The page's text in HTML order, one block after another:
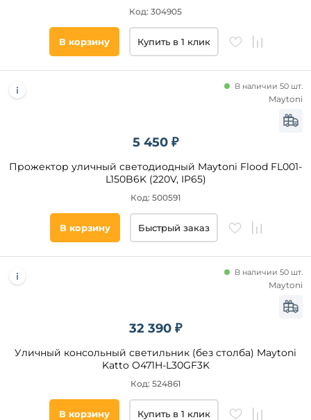
Код: 304905
В корзину Купить в 1 клик
5 450 ₽
Прожектор уличный светодиодный Maytoni Flood FL001-
L150B6K (220V, IP65)
В наличии 50 шт.
Код: 500591
Maytoni
В корзину Быстрый заказ
32 390 ₽
Уличный консольный светильник (без столба) Maytoni
Katto O471H-L30GF3K
В наличии 50 шт.
Код: 524861
Maytoni
В корзину Купить в 1 клик